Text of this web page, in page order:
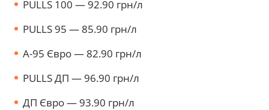
PULLS 100 — 92.90 грн/л
PULLS 95 — 85.90 грн/л
A-95 Євро — 82.90 грн/л
PULLS ДП — 96.90 грн/л
ДП Євро — 93.90 грн/л